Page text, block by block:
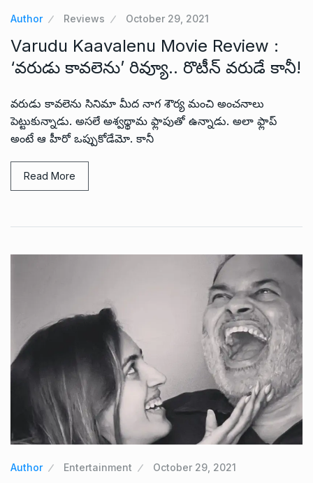
Author Reviews October 29, 2021
Varudu Kaavalenu Movie Review :
‘వరుడు కావలెను’ రివ్యూ.. రొటీన్ వరుడే కానీ!
వరుడు కావలెను సినిమా మీద నాగ శౌర్య మంచి అంచనాలు
పెట్టుకున్నాడు. అసలే అశ్వథ్థామ ఫ్లాపుతో ఉన్నాడు. అలా ఫ్లాప్
అంటే ఆ హీరో ఒప్పుకోడేమో. కానీ
Read More
Author Entertainment October 29, 2021